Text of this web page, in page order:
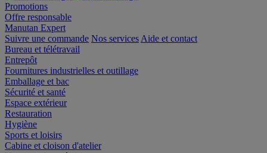
Promotions
Offre responsable
Manutan Expert
Suivre une commande Nos services Aide et contact
Bureau et télétravail
Entrepôt
Fournitures industrielles et outillage
Emballage et bac
Sécurité et santé
Espace extérieur
Restauration
Hygiène
Sports et loisirs
Cabine et cloison d'atelier